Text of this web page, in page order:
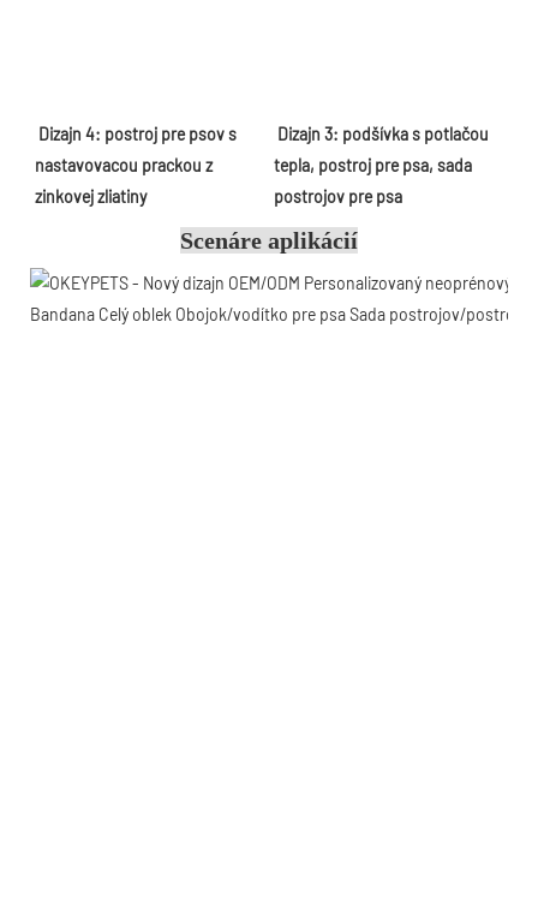
Dizajn 4: postroj pre psov s
nastavovacou prackou z
zinkovej zliatiny
Dizajn 3: podšívka s potlačou
tepla, postroj pre psa, sada
postrojov pre psa
Scenáre aplikácií